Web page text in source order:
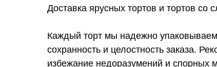
Доставка ярусных тортов и тортов
Каждый торт мы надежно
сохранность и целостность заказа.
избежание недоразумений и спорных